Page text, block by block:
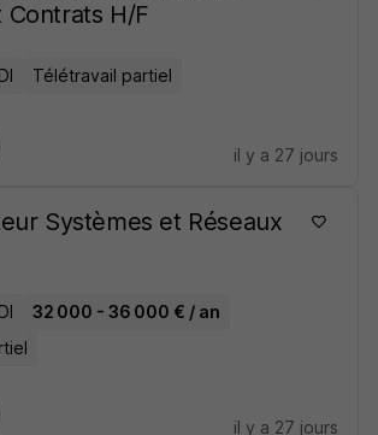
Contrats H/F
Télétravail partiel
il y a 27 jours
Systèmes et Réseaux
32 000 - 36 000 € / an
il y a 27 jours